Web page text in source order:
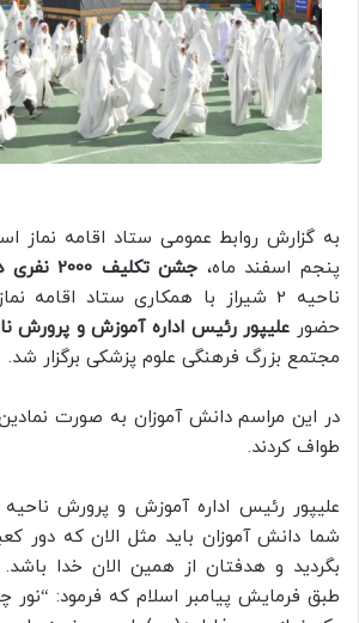
به گزارش روابط عمومی ستاد اقامه نماز
پنجم اسفند ماه، جشن تکلیف 2000 نفری دانش آموزان
ناحیه 2 شیراز با همکاری ستاد
حضور علیپور رئیس اداره آموزش و پرورش ناحیه 2
مجتمع بزرگ فرهنگی علوم پزشکی برگزار شد.
در این مراسم دانش آموزان به صورت
طواف کردند.
شما دانش آموزان باید مثل الان که دور
بگردید و هدفتان از همین الان خدا باشد.